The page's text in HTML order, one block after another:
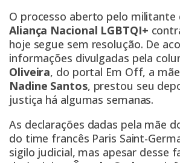
O processo aberto pelo militante
Aliança Nacional LGBTQI+
hoje segue sem resolução. De
informações divulgadas pela
Oliveira, do portal Em Off, a
Nadine Santos, prestou seu
justiça há algumas semanas.
As declarações dadas pela mãe
do time francês Paris Saint-
sigilo judicial, mas apesar desse